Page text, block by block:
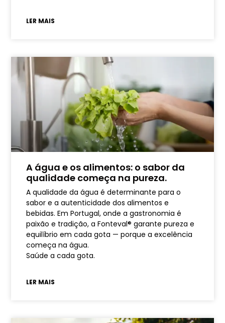
LER MAIS
A água e os alimentos: o sabor da
qualidade começa na pureza.
A qualidade da água é determinante para o
sabor e a autenticidade dos alimentos e
bebidas. Em Portugal, onde a gastronomia é
paixão e tradição, a Fonteval® garante pureza e
equilíbrio em cada gota — porque a excelência
começa na água.
Saúde a cada gota.
LER MAIS